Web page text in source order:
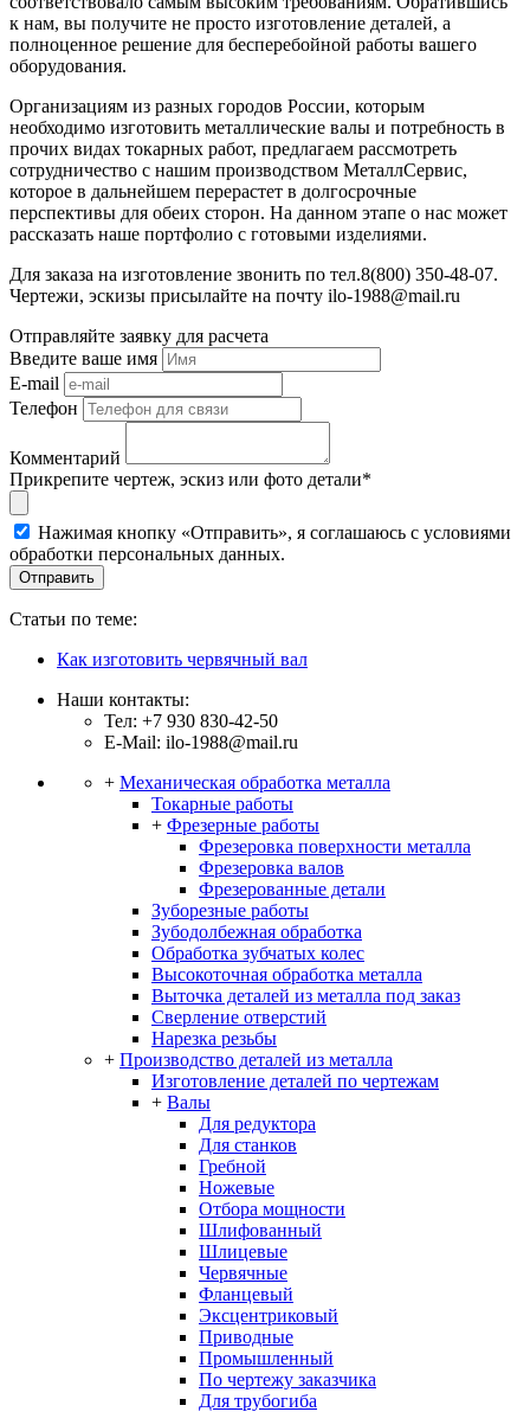
к нам, вы получите не просто изготовление деталей, а
полноценное решение для бесперебойной работы вашего
оборудования.
Организациям из разных городов России, которым
необходимо изготовить металлические валы и потребность в
прочих видах токарных работ, предлагаем рассмотреть
сотрудничество с нашим производством МеталлСервис,
которое в дальнейшем перерастет в долгосрочные
перспективы для обеих сторон. На данном этапе о нас может
рассказать наше портфолио с готовыми изделиями.
Для заказа на изготовление звонить по тел.8(800) 350-48-07.
Чертежи, эскизы присылайте на почту ilo-1988@mail.ru
Отправляйте заявку для расчета
Введите ваше имя
E-mail
Телефон
Комментарий
Прикрепите чертеж, эскиз или фото детали*
Нажимая кнопку «Отправить», я соглашаюсь с условиями
обработки персональных данных.
Отправить
Статьи по теме:
Как изготовить червячный вал
Наши контакты:
Тел: +7 930 830-42-50
E-Mail: ilo-1988@mail.ru
+ Механическая обработка металла
Токарные работы
+ Фрезерные работы
Фрезеровка поверхности металла
Фрезеровка валов
Фрезерованные детали
Зуборезные работы
Зубодолбежная обработка
Обработка зубчатых колес
Высокоточная обработка металла
Выточка деталей из металла под заказ
Сверление отверстий
Нарезка резьбы
+ Производство деталей из металла
Изготовление деталей по чертежам
+ Валы
Для редуктора
Для станков
Гребной
Ножевые
Отбора мощности
Шлифованный
Шлицевые
Червячные
Фланцевый
Эксцентриковый
Приводные
Промышленный
По чертежу заказчика
Для трубогиба